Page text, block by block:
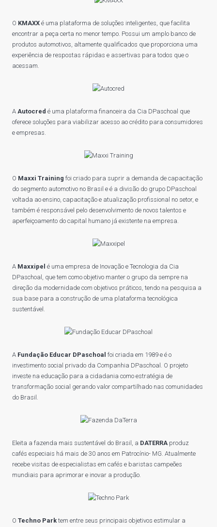
O KMAXX é uma plataforma de soluções inteligentes, que facilita
encontrar a peça certa no menor tempo. Possui um amplo banco de
produtos automotivos, altamente qualificados que proporciona uma
experiência de respostas rápidas e assertivas para todos que o
acessam.
A Autocred é uma plataforma financeira da Cia DPaschoal que
oferece soluções para viabilizar acesso ao crédito para consumidores
e empresas.
O Maxxi Training foi criado para suprir a demanda de capacitação
do segmento automotivo no Brasil e é a divisão do grupo DPaschoal
voltada ao ensino, capacitação e atualização profissional no setor, e
também é responsável pelo desenvolvimento de novos talentos e
aperfeiçoamento do capital humano já existente na empresa.
A Maxxipel é uma empresa de Inovação e Tecnologia da Cia
DPaschoal, que tem como objetivo manter o grupo da sempre na
direção da modernidade com objetivos práticos, tendo na pesquisa a
sua base para a construção de uma plataforma tecnológica
sustentável.
A Fundação Educar DPaschoal foi criada em 1989 e é o
investimento social privado da Companhia DPaschoal. O projeto
investe na educação para a cidadania como estratégia de
transformação social gerando valor compartilhado nas comunidades
do Brasil.
Eleita a fazenda mais sustentável do Brasil, a DATERRA produz
cafés especiais há mais de 30 anos em Patrocínio- MG. Atualmente
recebe visitas de especialistas em cafés e baristas campeões
mundiais para aprimorar e inovar a produção.
O Techno Park tem entre seus principais objetivos estimular a